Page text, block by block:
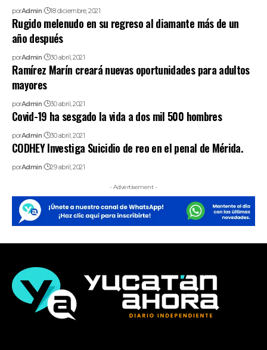
porAdmin 18 diciembre, 2021
Rugido melenudo en su regreso al diamante más de un
año después
porAdmin 30 abril, 2021
Ramírez Marín creará nuevas oportunidades para adultos
mayores
porAdmin 30 abril, 2021
Covid-19 ha sesgado la vida a dos mil 500 hombres
porAdmin 30 abril, 2021
CODHEY Investiga Suicidio de reo en el penal de Mérida.
porAdmin 29 abril, 2021
- Advertisement -